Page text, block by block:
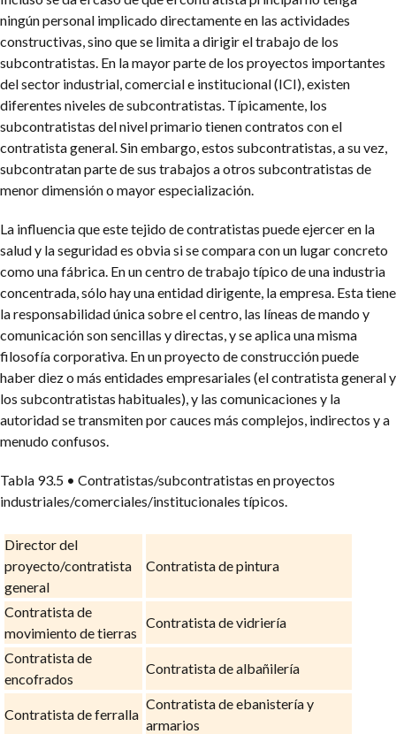
ningún personal implicado directamente en las actividades
constructivas, sino que se limita a dirigir el trabajo de los
subcontratistas. En la mayor parte de los proyectos importantes
del sector industrial, comercial e institucional (ICI), existen
diferentes niveles de subcontratistas. Típicamente, los
subcontratistas del nivel primario tienen contratos con el
contratista general. Sin embargo, estos subcontratistas, a su vez,
subcontratan parte de sus trabajos a otros subcontratistas de
menor dimensión o mayor especialización.
La influencia que este tejido de contratistas puede ejercer en la
salud y la seguridad es obvia si se compara con un lugar concreto
como una fábrica. En un centro de trabajo típico de una industria
concentrada, sólo hay una entidad dirigente, la empresa. Esta tiene
la responsabilidad única sobre el centro, las líneas de mando y
comunicación son sencillas y directas, y se aplica una misma
filosofía corporativa. En un proyecto de construcción puede
haber diez o más entidades empresariales (el contratista general y
los subcontratistas habituales), y las comunicaciones y la
autoridad se transmiten por cauces más complejos, indirectos y a
menudo confusos.
Tabla 93.5 • Contratistas/subcontratistas en proyectos
industriales/comerciales/institucionales típicos.
Director del
proyecto/contratista
general
Contratista de pintura
Contratista de
movimiento de tierras
Contratista de vidriería
Contratista de
encofrados
Contratista de albañilería
Contratista de ferralla
Contratista de ebanistería y
armarios